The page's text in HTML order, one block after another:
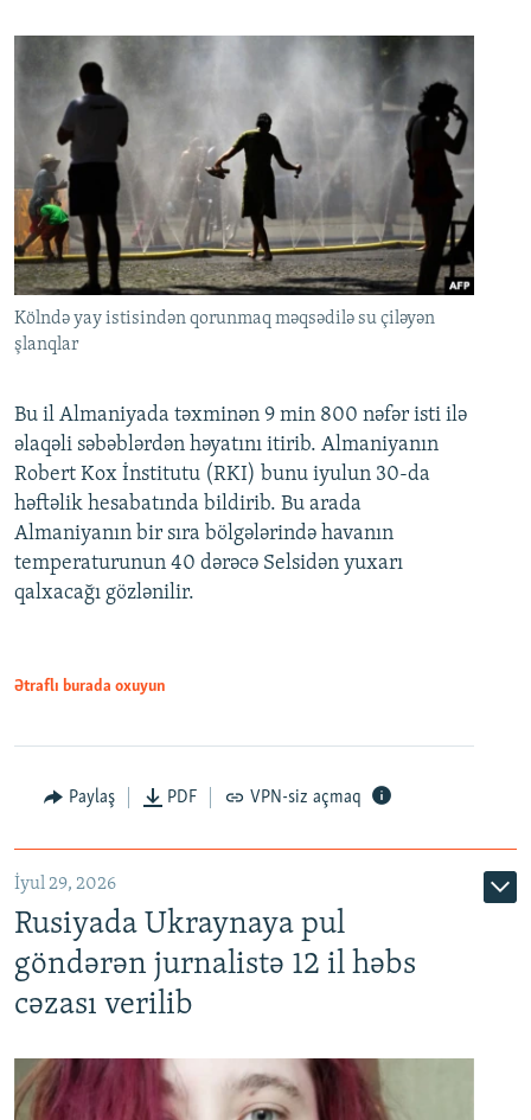
Kölndə yay istisindən qorunmaq məqsədilə su çiləyən
şlanqlar
Bu il Almaniyada təxminən 9 min 800 nəfər isti ilə
əlaqəli səbəblərdən həyatını itirib. Almaniyanın
Robert Kox İnstitutu (RKI) bunu iyulun 30-da
həftəlik hesabatında bildirib. Bu arada
Almaniyanın bir sıra bölgələrində havanın
temperaturunun 40 dərəcə Selsidən yuxarı
qalxacağı gözlənilir.
Ətraflı burada oxuyun
Paylaş PDF VPN-siz açmaq
İyul 29, 2026
Rusiyada Ukraynaya pul
göndərən jurnalistə 12 il həbs
cəzası verilib